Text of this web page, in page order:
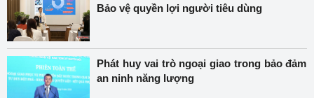
Bảo vệ quyền lợi người tiêu dùng
Phát huy vai trò ngoại giao trong bảo đảm
an ninh năng lượng